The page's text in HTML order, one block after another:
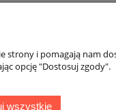
strony i pomagają nam
opcję "Dostosuj zgody".
wszystkie